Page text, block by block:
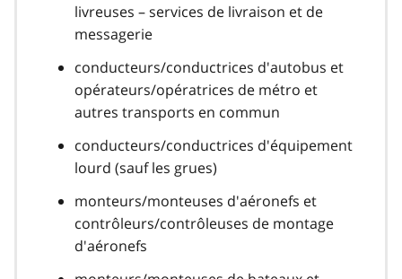
livreuses – services de livraison et de
messagerie
conducteurs/conductrices d'autobus et
opérateurs/opératrices de métro et
autres transports en commun
conducteurs/conductrices d'équipement
lourd (sauf les grues)
monteurs/monteuses d'aéronefs et
contrôleurs/contrôleuses de montage
d'aéronefs